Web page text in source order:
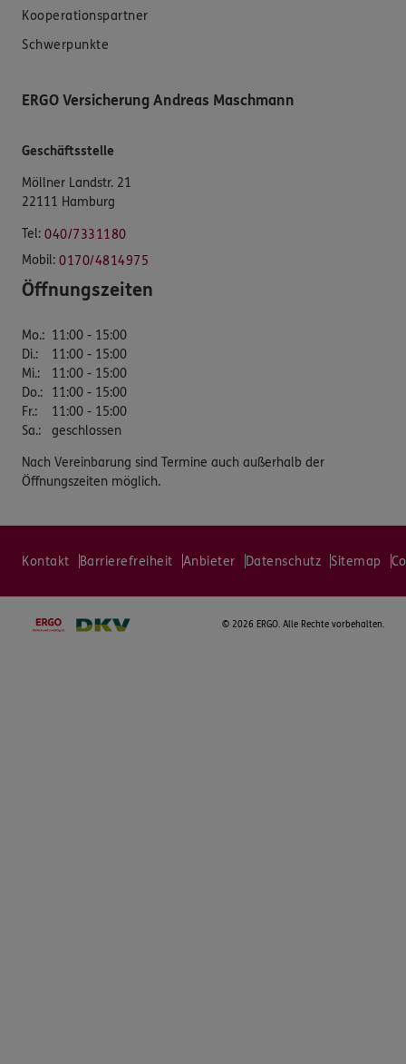
Kooperationspartner
Schwerpunkte
ERGO Versicherung Andreas Maschmann
Geschäftsstelle
Möllner Landstr. 21
22111 Hamburg
Tel: 040/7331180
Mobil: 0170/4814975
Öffnungszeiten
Mo.: 11:00 - 15:00
Di.:
11:00 - 15:00
Mi.:
11:00 - 15:00
Do.:
11:00 - 15:00
Fr.:
11:00 - 15:00
Sa.: geschlossen
Nach Vereinbarung sind Termine auch außerhalb der
Öffnungszeiten möglich.
Kontakt Barrierefreiheit Anbieter Datenschutz Sitemap
© 2026 ERGO. Alle Rechte vorbehalten.